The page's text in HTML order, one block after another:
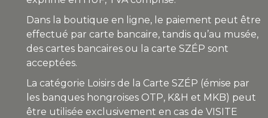
Dans la boutique en ligne, le paiement peut être
effectué par carte bancaire, tandis qu’au musée,
des cartes bancaires ou la carte SZÉP sont
acceptées.
La catégorie Loisirs de la Carte SZÉP (émise par
les banques hongroises OTP, K&H et MKB) peut
être utilisée exclusivement en cas de VISITE